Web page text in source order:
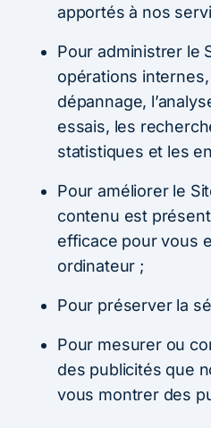
apportés à nos
Pour administrer le
opérations
dépannage,
essais, les
statistiques et les
Pour améliorer le
contenu est
efficace pour vous
ordinateur ;
Pour préserver la
Pour mesurer ou
des publicités que
vous montrer des